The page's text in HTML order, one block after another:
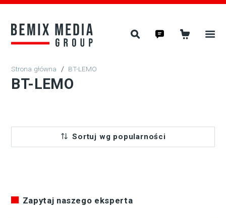
/ BT-LEMO
BT-LEMO
Sortuj wg popularności
Zapytaj naszego eksperta